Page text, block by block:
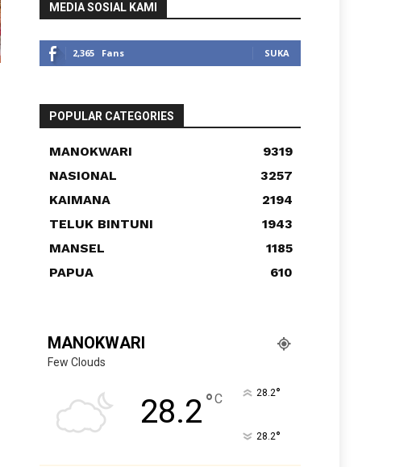
MEDIA SOSIAL KAMI
2,365 Fans SUKA
POPULAR CATEGORIES
MANOKWARI
9319
NASIONAL
3257
KAIMANA
2194
TELUK BINTUNI
1943
MANSEL
1185
PAPUA
610
MANOKWARI
Few Clouds
28.2°C 28.2°
28.2°